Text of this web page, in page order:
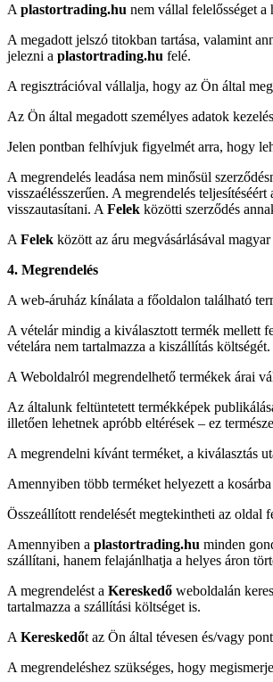
A plastortrading.hu nem vállal felelősséget
A megadott jelszó titokban tartása, valamint
jelezni a plastortrading.hu felé.
A regisztrációval vállalja, hogy az Ön által
Az Ön által megadott személyes adatok
Jelen pontban felhívjuk figyelmét arra, hogy
A megrendelés leadása nem minősül
visszaélésszerűen. A megrendelés teljesítéséért
visszautasítani. A Felek közötti szerződés
A Felek között az áru megvásárlásával
4. Megrendelés
A web-áruház kínálata a főoldalon található
A vételár mindig a kiválasztott termék mellett
vételára nem tartalmazza a kiszállítás költségét.
A Weboldalról megrendelhető termékek árai
Az általunk feltüntetett termékképek
illetően lehetnek apróbb eltérések – ez
A megrendelni kívánt terméket, a kiválasztás
Amennyiben több terméket helyezett a
Összeállított rendelését megtekintheti az oldal
Amennyiben a plastortrading.hu minden
szállítani, hanem felajánlhatja a helyes áron
A megrendelést a Kereskedő weboldalán
tartalmazza a szállítási költséget is.
A Kereskedőt az Ön által tévesen és/vagy
A megrendeléshez szükséges, hogy